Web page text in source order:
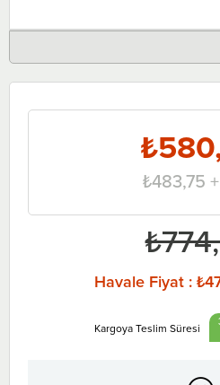
₺483,75
Havale Fiyat :